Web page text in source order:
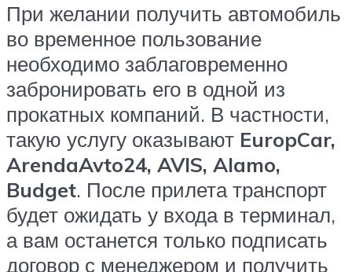
При желании получить автомобиль
во временное пользование
необходимо заблаговременно
забронировать его в одной из
прокатных компаний. В частности,
такую услугу оказывают EuropCar,
ArendaAvto24, AVIS, Alamo,
Budget. После прилета транспорт
будет ожидать у входа в терминал,
а вам останется только подписать
договор с менеджером и получить